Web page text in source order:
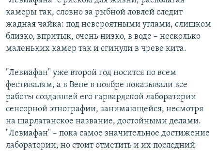
камеры так, словно за рыбной ловлей следит
жадная чайка: под невероятными углами, слишком
близко, впритык, очень низко, в воде – несколько
маленьких камер так и сгинули в чреве кита.
"Левиафан" уже второй год носится по всем
фестивалям, а в Вене в ноябре показывали все
работы создавшей его гарвардской лаборатории
сенсорной этнографии, занимающейся, несмотря
на шарлатанское название, достойными делами.
"Левиафан" – пока самое значительное достижение
лаборатории, но стоит отметить и их последний